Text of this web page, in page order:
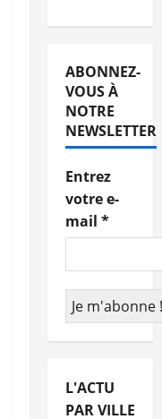
ABONNEZ-
VOUS À
NOTRE
NEWSLETTER
Entrez
votre e-
mail *
L'ACTU
PAR VILLE